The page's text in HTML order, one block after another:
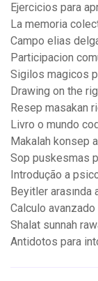
Ejercicios para
La memoria
Campo elias
Participacion
Sigilos magicos
Drawing on the
Resep masakan
Livro o mundo
Makalah konsep
Sop puskesmas
Introdução a
Beyitler arasında
Calculo
Shalat sunnah
Antidotos para